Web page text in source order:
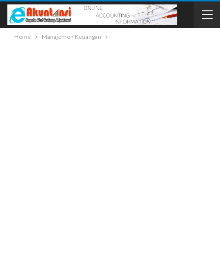
Home Manajemen Keuangan